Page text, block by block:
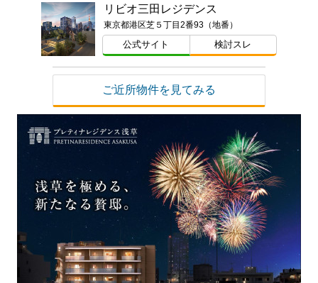
リビオ三田レジデンス
東京都港区芝５丁目2番93（地番）
公式サイト 検討スレ
ご近所物件を見てみる